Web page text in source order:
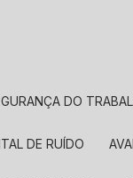
DO
DE RUÍDO